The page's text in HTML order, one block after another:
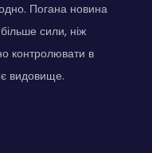
Погана новина
сили, ніж
контролювати в
видовище.